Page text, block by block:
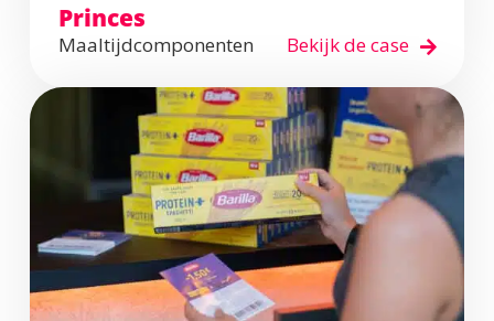
Princes
Maaltijdcomponenten Bekijk de case